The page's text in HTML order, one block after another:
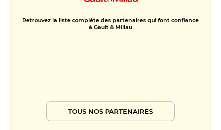
Retrouvez la liste complète des partenaires qui font confiance
à Gault & Millau
TOUS NOS PARTENAIRES